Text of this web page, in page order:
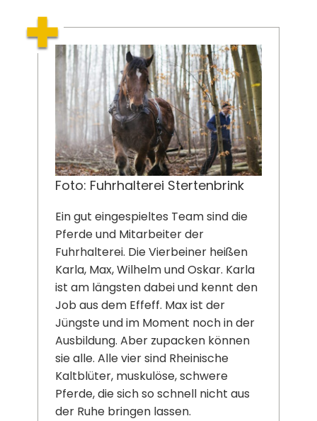
Foto: Fuhrhalterei Stertenbrink
Ein gut eingespieltes Team sind die
Pferde und Mitarbeiter der
Fuhrhalterei. Die Vierbeiner heißen
Karla, Max, Wilhelm und Oskar. Karla
ist am längsten dabei und kennt den
Job aus dem Effeff. Max ist der
Jüngste und im Moment noch in der
Ausbildung. Aber zupacken können
sie alle. Alle vier sind Rheinische
Kaltblüter, muskulöse, schwere
Pferde, die sich so schnell nicht aus
der Ruhe bringen lassen.